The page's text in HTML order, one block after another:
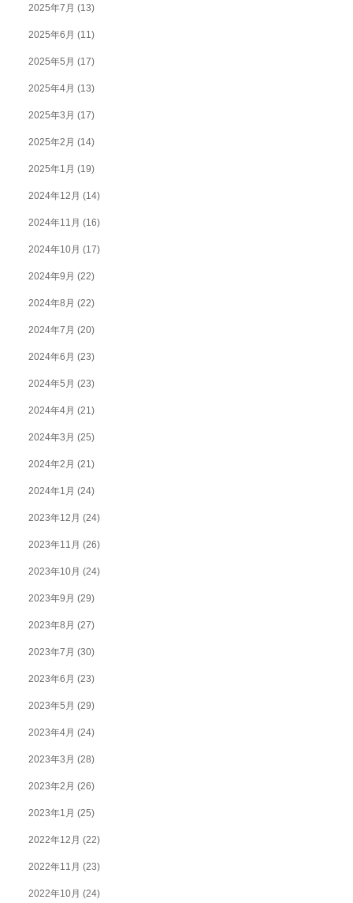
2025年7月 (13)
2025年6月 (11)
2025年5月 (17)
2025年4月 (13)
2025年3月 (17)
2025年2月 (14)
2025年1月 (19)
2024年12月 (14)
2024年11月 (16)
2024年10月 (17)
2024年9月 (22)
2024年8月 (22)
2024年7月 (20)
2024年6月 (23)
2024年5月 (23)
2024年4月 (21)
2024年3月 (25)
2024年2月 (21)
2024年1月 (24)
2023年12月 (24)
2023年11月 (26)
2023年10月 (24)
2023年9月 (29)
2023年8月 (27)
2023年7月 (30)
2023年6月 (23)
2023年5月 (29)
2023年4月 (24)
2023年3月 (28)
2023年2月 (26)
2023年1月 (25)
2022年12月 (22)
2022年11月 (23)
2022年10月 (24)